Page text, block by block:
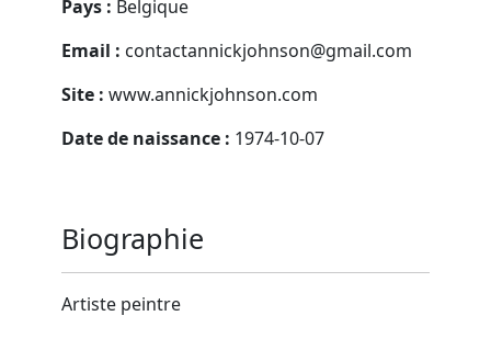
Pays : Belgique
Email : contactannickjohnson@gmail.com
Site : www.annickjohnson.com
Date de naissance : 1974-10-07
Biographie
Artiste peintre